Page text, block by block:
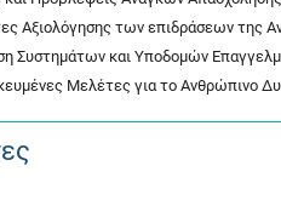
Αξιολόγησης των επιδράσεων της
Συστημάτων και Υποδομών
Μελέτες για το Ανθρώπινο